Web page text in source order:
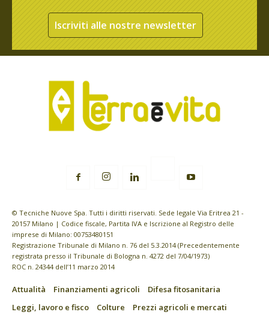
Iscriviti alle nostre newsletter
© Tecniche Nuove Spa. Tutti i diritti riservati. Sede legale Via Eritrea 21 -
20157 Milano | Codice fiscale, Partita IVA e Iscrizione al Registro delle
imprese di Milano: 00753480151
Registrazione Tribunale di Milano n. 76 del 5.3.2014 (Precedentemente
registrata presso il Tribunale di Bologna n. 4272 del 7/04/1973)
ROC n. 24344 dell’11 marzo 2014
Attualità Finanziamenti agricoli
Difesa fitosanitaria
Leggi, lavoro e fisco
Colture
Prezzi agricoli e mercati